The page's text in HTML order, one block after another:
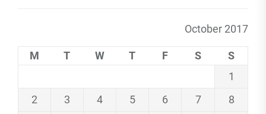
October 2017
M T W T F S
S
1
2
3 4 5 6 7
8